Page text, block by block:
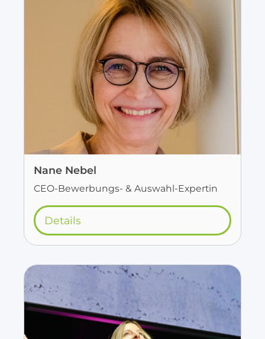
Nane Nebel
CEO-Bewerbungs- & Auswahl-Expertin
Details